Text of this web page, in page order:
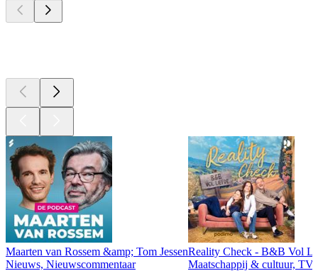
Maarten van Rossem &amp; Tom Jessen
Nieuws, Nieuwscommentaar
Reality Check - B&B Vol
Maatschappij & cultuur,